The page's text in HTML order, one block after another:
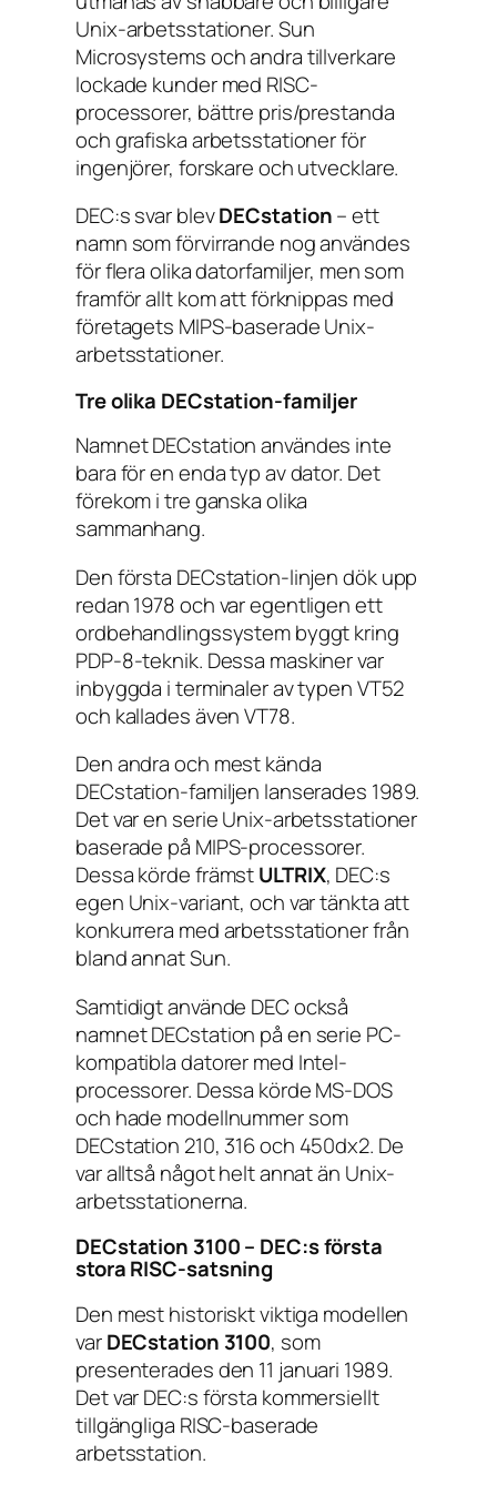
Unix-arbetsstationer. Sun
Microsystems och andra tillverkare
lockade kunder med RISC-
processorer, bättre pris/prestanda
och grafiska arbetsstationer för
ingenjörer, forskare och utvecklare.
DEC:s svar blevDECstation– ett
namn som förvirrande nog användes
för flera olika datorfamiljer, men som
framför allt kom att förknippas med
företagets MIPS-baserade Unix-
arbetsstationer.
Tre olika DECstation-familjer
Namnet DECstation användes inte
bara för en enda typ av dator. Det
förekom i tre ganska olika
sammanhang.
Den första DECstation-linjen dök upp
redan 1978 och var egentligen ett
ordbehandlingssystem byggt kring
PDP-8-teknik. Dessa maskiner var
inbyggda i terminaler av typen VT52
och kallades även VT78.
Den andra och mest kända
DECstation-familjen lanserades 1989.
Det var en serie Unix-arbetsstationer
baserade på MIPS-processorer.
Dessa körde främstULTRIX, DEC:s
egen Unix-variant, och var tänkta att
konkurrera med arbetsstationer från
bland annat Sun.
Samtidigt använde DEC också
namnet DECstation på en serie PC-
kompatibla datorer med Intel-
processorer. Dessa körde MS-DOS
och hade modellnummer som
DECstation 210, 316 och 450dx2. De
var alltså något helt annat än Unix-
arbetsstationerna.
DECstation 3100 – DEC:s första
stora RISC-satsning
Den mest historiskt viktiga modellen
varDECstation 3100, som
presenterades den 11 januari 1989.
Det var DEC:s första kommersiellt
tillgängliga RISC-baserade
arbetsstation.